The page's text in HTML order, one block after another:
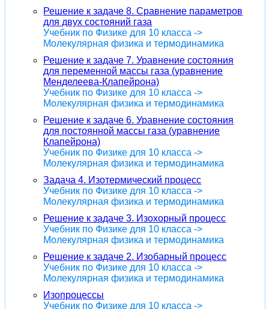
Решение к задаче 8. Сравнение параметров
для двух состояний газа
Учебник по Физике для 10 класса ->
Молекулярная физика и термодинамика
Решение к задаче 7. Уравнение состояния
для переменной массы газа (уравнение
Менделеева-Клапейрона)
Учебник по Физике для 10 класса ->
Молекулярная физика и термодинамика
Решение к задаче 6. Уравнение состояния
для постоянной массы газа (уравнение
Клапейрона)
Учебник по Физике для 10 класса ->
Молекулярная физика и термодинамика
Задача 4. Изотермический процесс
Учебник по Физике для 10 класса ->
Молекулярная физика и термодинамика
Решение к задаче 3. Изохорный процесс
Учебник по Физике для 10 класса ->
Молекулярная физика и термодинамика
Решение к задаче 2. Изобарный процесс
Учебник по Физике для 10 класса ->
Молекулярная физика и термодинамика
Изопроцессы
Учебник по Физике для 10 класса ->